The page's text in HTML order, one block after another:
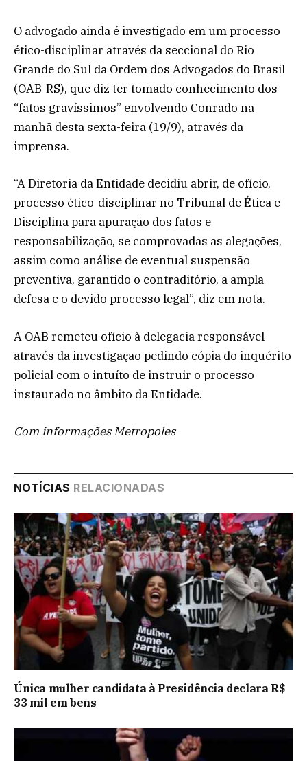
O advogado ainda é investigado em um processo
ético-disciplinar através da seccional do Rio
Grande do Sul da Ordem dos Advogados do Brasil
(OAB-RS), que diz ter tomado conhecimento dos
“fatos gravíssimos” envolvendo Conrado na
manhã desta sexta-feira (19/9), através da
imprensa.
“A Diretoria da Entidade decidiu abrir, de ofício,
processo ético-disciplinar no Tribunal de Ética e
Disciplina para apuração dos fatos e
responsabilização, se comprovadas as alegações,
assim como análise de eventual suspensão
preventiva, garantido o contraditório, a ampla
defesa e o devido processo legal”, diz em nota.
A OAB remeteu ofício à delegacia responsável
através da investigação pedindo cópia do inquérito
policial com o intuíto de instruir o processo
instaurado no âmbito da Entidade.
Com informações Metropoles
NOTÍCIAS RELACIONADAS
Única mulher candidata à Presidência declara R$
33 mil em bens